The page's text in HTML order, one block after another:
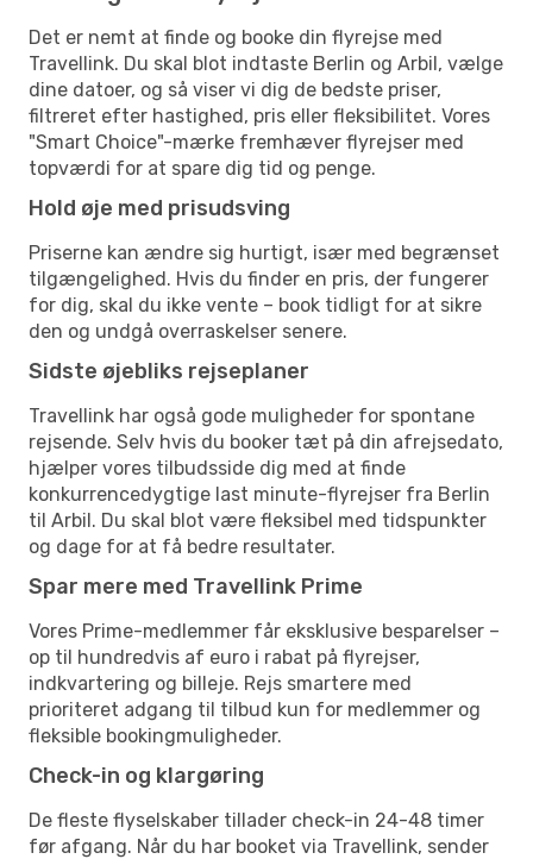
Det er nemt at finde og booke din flyrejse med
Travellink. Du skal blot indtaste Berlin og Arbil, vælge
dine datoer, og så viser vi dig de bedste priser,
filtreret efter hastighed, pris eller fleksibilitet. Vores
"Smart Choice"-mærke fremhæver flyrejser med
topværdi for at spare dig tid og penge.
Hold øje med prisudsving
Priserne kan ændre sig hurtigt, især med begrænset
tilgængelighed. Hvis du finder en pris, der fungerer
for dig, skal du ikke vente – book tidligt for at sikre
den og undgå overraskelser senere.
Sidste øjebliks rejseplaner
Travellink har også gode muligheder for spontane
rejsende. Selv hvis du booker tæt på din afrejsedato,
hjælper vores tilbudsside dig med at finde
konkurrencedygtige last minute-flyrejser fra Berlin
til Arbil. Du skal blot være fleksibel med tidspunkter
og dage for at få bedre resultater.
Spar mere med Travellink Prime
Vores Prime-medlemmer får eksklusive besparelser –
op til hundredvis af euro i rabat på flyrejser,
indkvartering og billeje. Rejs smartere med
prioriteret adgang til tilbud kun for medlemmer og
fleksible bookingmuligheder.
Check-in og klargøring
De fleste flyselskaber tillader check-in 24-48 timer
før afgang. Når du har booket via Travellink, sender